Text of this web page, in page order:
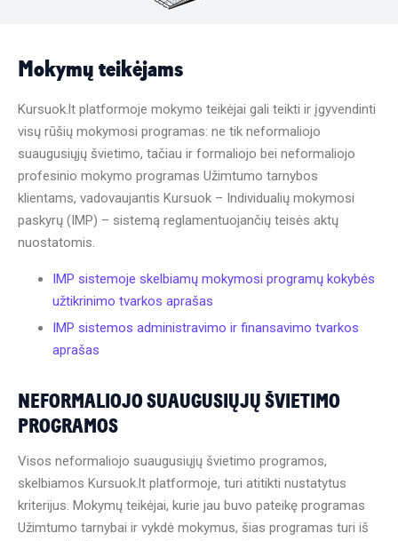
Mokymų teikėjams
Kursuok.lt platformoje mokymo teikėjai gali teikti ir įgyvendinti
visų rūšių mokymosi programas: ne tik neformaliojo
suaugusiųjų švietimo, tačiau ir formaliojo bei neformaliojo
profesinio mokymo programas Užimtumo tarnybos
klientams, vadovaujantis Kursuok – Individualių mokymosi
paskyrų (IMP) – sistemą reglamentuojančių teisės aktų
nuostatomis.
IMP sistemoje skelbiamų mokymosi programų kokybės
užtikrinimo tvarkos aprašas
IMP sistemos administravimo ir finansavimo tvarkos
aprašas
NEFORMALIOJO SUAUGUSIŲJŲ ŠVIETIMO
PROGRAMOS
Visos neformaliojo suaugusiųjų švietimo programos,
skelbiamos Kursuok.lt platformoje, turi atitikti nustatytus
kriterijus. Mokymų teikėjai, kurie jau buvo pateikę programas
Užimtumo tarnybai ir vykdė mokymus, šias programas turi iš